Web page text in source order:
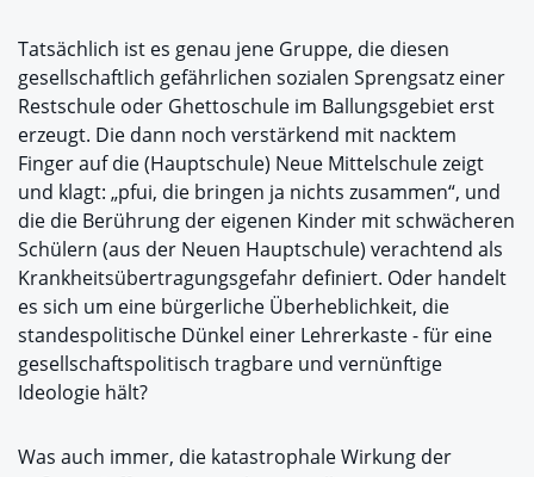
Tatsächlich ist es genau jene Gruppe, die diesen
gesellschaftlich gefährlichen sozialen Sprengsatz einer
Restschule oder Ghettoschule im Ballungsgebiet erst
erzeugt. Die dann noch verstärkend mit nacktem
Finger auf die (Hauptschule) Neue Mittelschule zeigt
und klagt: „pfui, die bringen ja nichts zusammen“, und
die die Berührung der eigenen Kinder mit schwächeren
Schülern (aus der Neuen Hauptschule) verachtend als
Krankheitsübertragungsgefahr definiert. Oder handelt
es sich um eine bürgerliche Überheblichkeit, die
standespolitische Dünkel einer Lehrerkaste - für eine
gesellschaftspolitisch tragbare und vernünftige
Ideologie hält?
Was auch immer, die katastrophale Wirkung der